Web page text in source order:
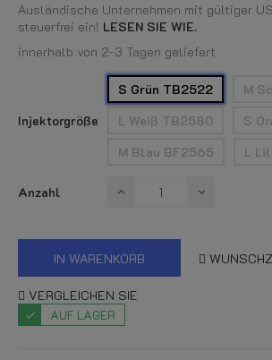
Ausländische Unternehmen mit gültiger
steuerfrei ein! LESEN SIE WIE.
innerhalb von 2-3 Tagen geliefert
Injektorgröße
S Grün TB2522
M
L Weiß TB2580
S
M Blau BF2565
L
Anzahl
IN WARENKORB
VERGLEICHEN SIE
AUF LAGER